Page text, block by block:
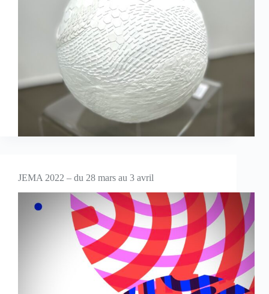
JEMA 2022 – du 28 mars au 3 avril